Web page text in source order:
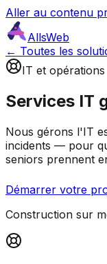
Aller au contenu
AllsWeb
← Toutes les
IT et opérations
Services IT
Nous gérons l'IT
incidents — pour
seniors prennent
Démarrer votre
Construction sur